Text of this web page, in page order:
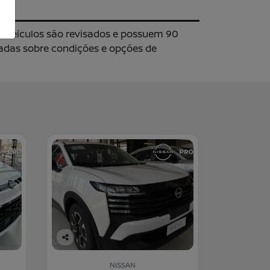
são revisados e possuem 90
sobre condições e opções de
Co
NISSAN